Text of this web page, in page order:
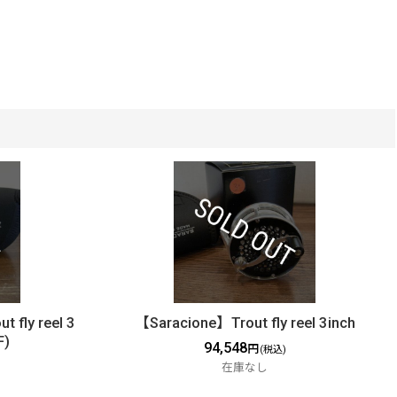
fly reel 3
【Saracione】Trout fly reel 3inch
94,548円 (税込)
在庫なし